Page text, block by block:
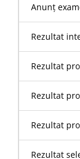
Anunț
Rezultat
Rezultat
Rezultat
Rezultat
Rezultat